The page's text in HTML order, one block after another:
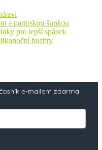
a parmskou šunkou
pro lepší spánek
buchty
e-mailem zdarma.